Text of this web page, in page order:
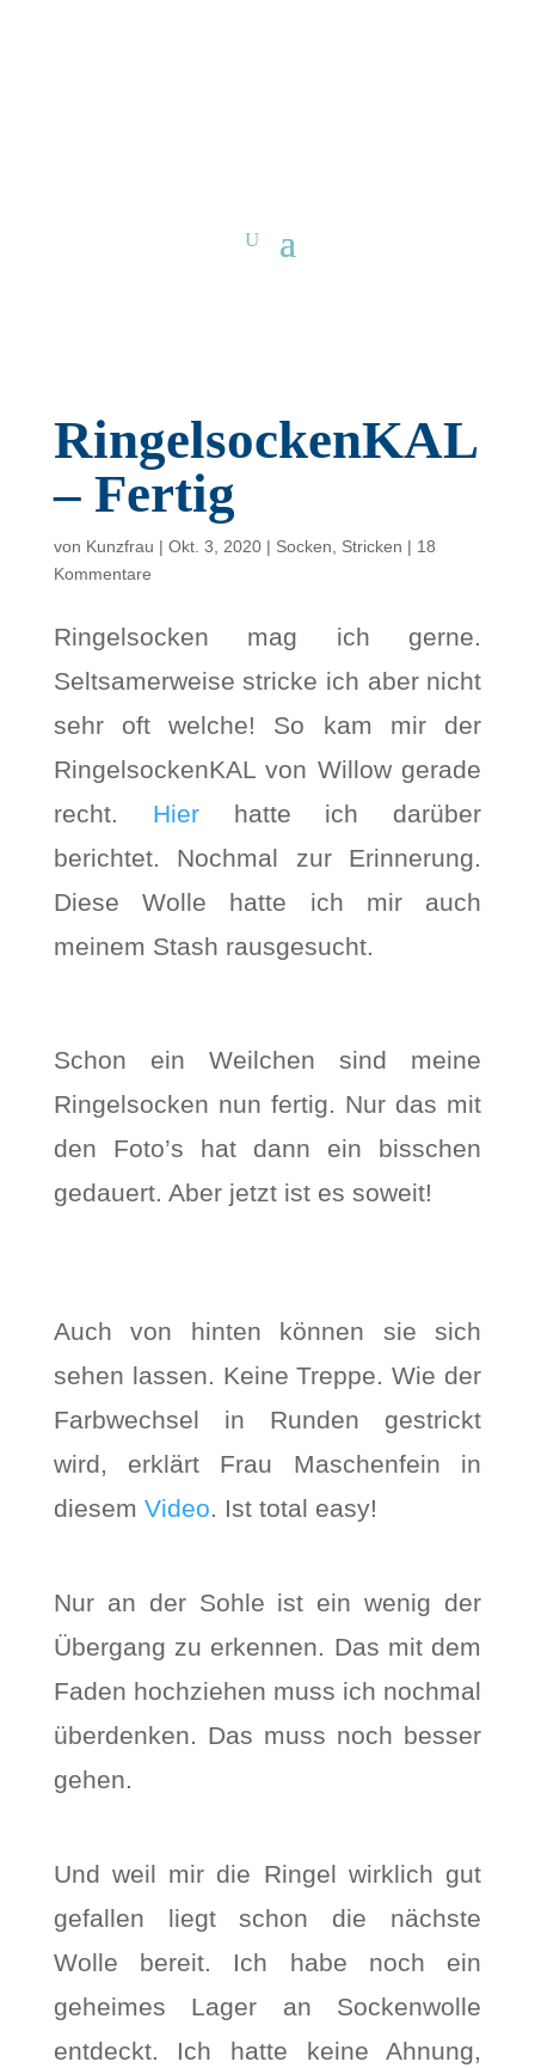
RingelsockenKAL
– Fertig
von Kunzfrau | Okt. 3, 2020| Socken Stricken | 18
Kommentare
Ringelsocken mag ich gerne.
Seltsamerweise stricke ich aber nicht
sehr oft welche! So kam mir der
RingelsockenKAL von Willow gerade
recht. Hierhatte ich darüber
berichtet. Nochmal zur Erinnerung.
Diese Wolle hatte ich mir auch
meinem Stash rausgesucht.
Schon ein Weilchen sind meine
Ringelsocken nun fertig. Nur das mit
den Foto’s hat dann ein bisschen
gedauert. Aber jetzt ist es soweit!
Auch von hinten können sie sich
sehen lassen. Keine Treppe. Wie der
Farbwechsel in Runden gestrickt
wird, erklärt Frau Maschenfein in
diesem Video. Ist total easy!
Nur an der Sohle ist ein wenig der
Übergang zu erkennen. Das mit dem
Faden hochziehen muss ich nochmal
überdenken. Das muss noch besser
gehen.
Und weil mir die Ringel wirklich gut
gefallen liegt schon die nächste
Wolle bereit. Ich habe noch ein
geheimes Lager an Sockenwolle
entdeckt. Ich hatte keine Ahnung,